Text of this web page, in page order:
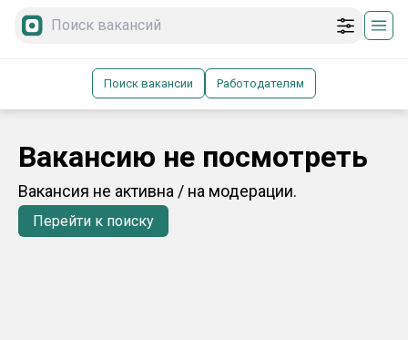
Поиск вакансии Работодателям
Вакансию не посмотреть
Вакансия не активна / на модерации.
Перейти к поиску